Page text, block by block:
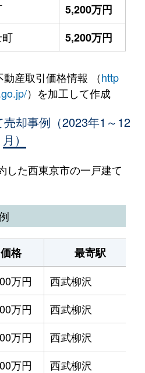
5,200万円
5,200万円
産取引価格情報 （http
）を加工して作成
却事例（2023年1～12
月）
した西東京市の一戸建て
価格
最寄駅
万円 西武柳沢
万円 西武柳沢
万円 西武柳沢
万円 西武柳沢